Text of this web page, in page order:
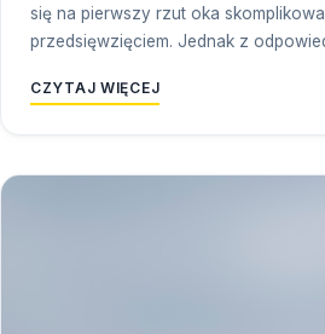
się na pierwszy rzut oka
przedsięwzięciem. Jednak z
CZYTAJ WIĘCEJ